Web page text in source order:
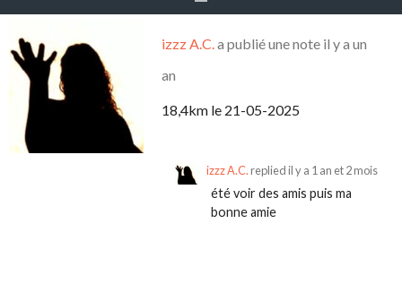
izzz A.C.a publié une note il y a un
an
18,4km le 21-05-2025
izzz A.C.repliedil y a 1 an et 2 mois
été voir des amis puis ma
bonne amie